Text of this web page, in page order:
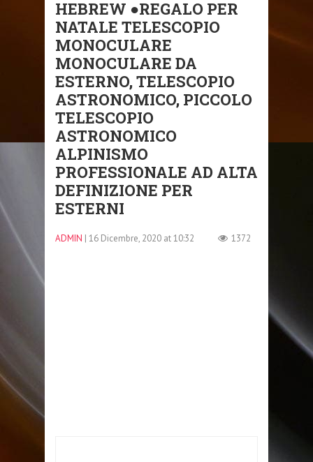
HEBREW ●REGALO PER
NATALE TELESCOPIO
MONOCULARE
MONOCULARE DA
ESTERNO, TELESCOPIO
ASTRONOMICO, PICCOLO
TELESCOPIO
ASTRONOMICO
ALPINISMO
PROFESSIONALE AD ALTA
DEFINIZIONE PER
ESTERNI
ADMIN | 16 Dicembre, 2020 at 10:32 1372